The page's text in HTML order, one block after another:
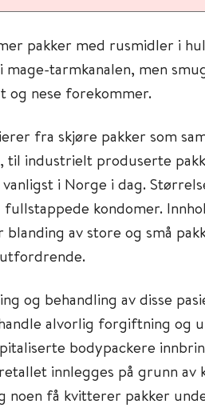
pakker med rusmidler i
mage-tarmkanalen, men
og nese forekommer.
fra skjøre pakker som
til industrielt produserte
i Norge i dag.
kondomer.
av store og små
og behandling av disse
alvorlig forgiftning og
bodypackere
innlegges på grunn
noen få kvitterer pakker